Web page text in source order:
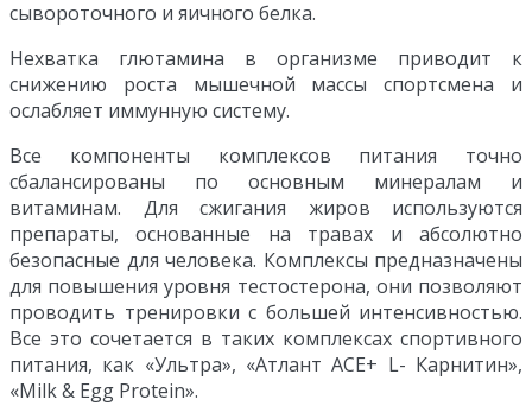
сывороточного и яичного белка.
Нехватка глютамина в организме приводит к
снижению роста мышечной массы спортсмена и
ослабляет иммунную систему.
Все компоненты комплексов питания точно
сбалансированы по основным минералам и
витаминам. Для сжигания жиров используются
препараты, основанные на травах и абсолютно
безопасные для человека. Комплексы предназначены
для повышения уровня тестостерона, они позволяют
проводить тренировки с большей интенсивностью.
Все это сочетается в таких комплексах спортивного
питания, как «Ультра», «Атлант АСЕ+ L- Карнитин»,
«Milk & Egg Protein».